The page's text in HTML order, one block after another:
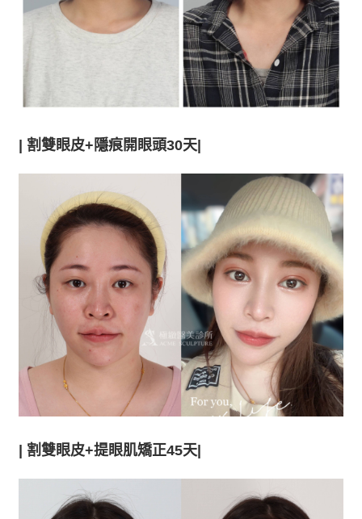
割雙眼皮+隱痕開眼頭30天|
| 割雙眼皮+提眼肌矯正45天|